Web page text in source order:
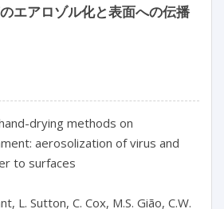
エアロゾル化と表面への伝播
drying methods on
aerosolization of virus and
to surfaces
L. Sutton, C. Cox, M.S. Gião, C.W.